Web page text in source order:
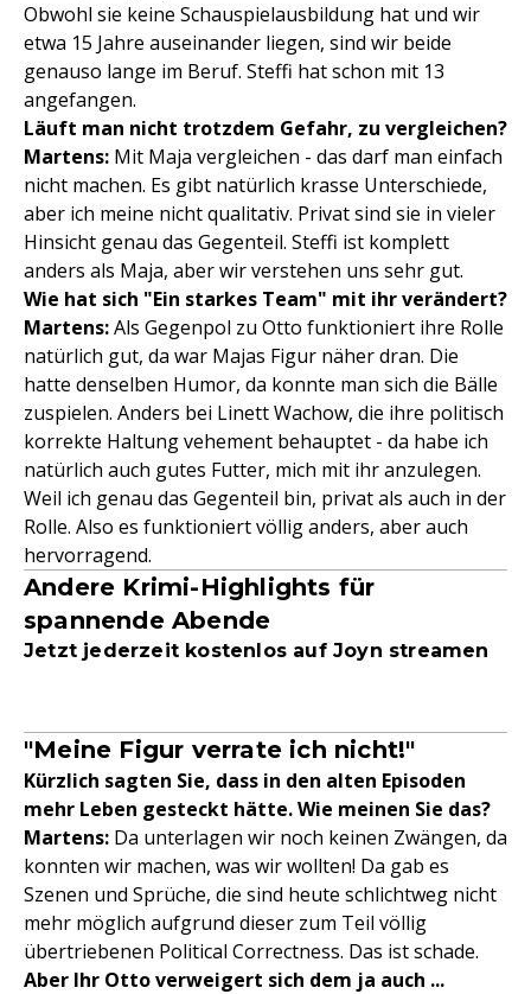
Obwohl sie keine Schauspielausbildung hat und wir
etwa 15 Jahre auseinander liegen, sind wir beide
genauso lange im Beruf. Steffi hat schon mit 13
angefangen.
Läuft man nicht trotzdem Gefahr, zu vergleichen?
Martens: Mit Maja vergleichen - das darf man einfach
nicht machen. Es gibt natürlich krasse Unterschiede,
aber ich meine nicht qualitativ. Privat sind sie in vieler
Hinsicht genau das Gegenteil. Steffi ist komplett
anders als Maja, aber wir verstehen uns sehr gut.
Wie hat sich "Ein starkes Team" mit ihr verändert?
Martens:Als Gegenpol zu Otto funktioniert ihre Rolle
natürlich gut, da war Majas Figur näher dran. Die
hatte denselben Humor, da konnte man sich die Bälle
zuspielen. Anders bei Linett Wachow, die ihre politisch
korrekte Haltung vehement behauptet - da habe ich
natürlich auch gutes Futter, mich mit ihr anzulegen.
Weil ich genau das Gegenteil bin, privat als auch in der
Rolle. Also es funktioniert völlig anders, aber auch
hervorragend.
Andere Krimi-Highlights für
spannende Abende
Jetzt jederzeit kostenlos auf Joyn streamen
"Meine Figur verrate ich nicht!"
Kürzlich sagten Sie, dass in den alten Episoden
mehr Leben gesteckt hätte. Wie meinen Sie das?
Martens: Da unterlagen wir noch keinen Zwängen, da
konnten wir machen, was wir wollten! Da gab es
Szenen und Sprüche, die sind heute schlichtweg nicht
mehr möglich aufgrund dieser zum Teil völlig
übertriebenen Political Correctness. Das ist schade.
Aber Ihr Otto verweigert sich dem ja auch ...